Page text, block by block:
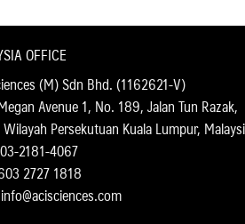
OFFICE
(M) Sdn Bhd. (1162621-V)
Avenue 1, No. 189, Jalan Tun Razak,
Persekutuan Kuala Lumpur,
2181-4067
2727 1818